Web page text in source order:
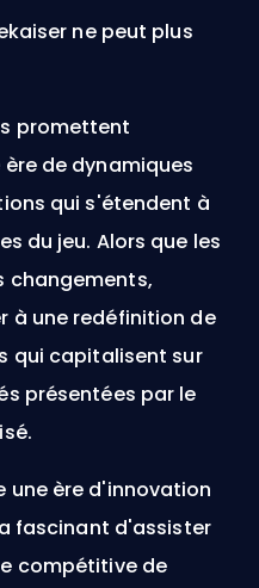
ne peut plus
promettent
de dynamiques
qui s'étendent à
du jeu. Alors que les
changements,
à une redéfinition de
qui capitalisent sur
présentées par le
une ère d'innovation
fascinant d'assister
compétitive de